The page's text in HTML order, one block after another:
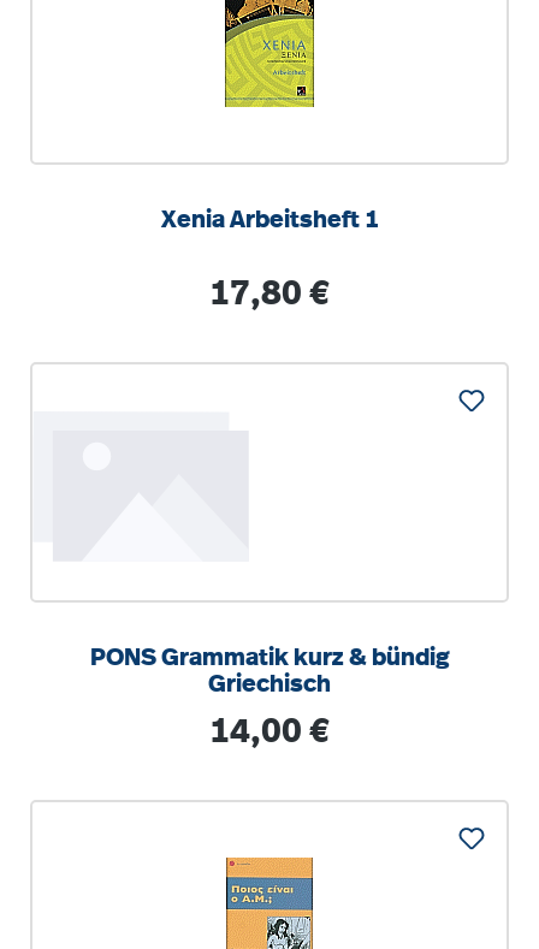
Xenia Arbeitsheft 1
Regulärer Preis:
17,80 €
PONS Grammatik kurz & bündig
Griechisch
Regulärer Preis:
14,00 €